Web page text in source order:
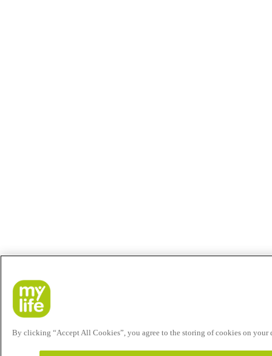
By clicking “Accept All Cookies”, you agree to the storing of cookies on your